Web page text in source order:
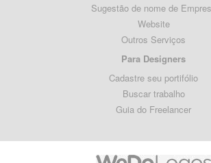
Sugestão de nome de
Website
Outros Serviços
Para Designers
Cadastre seu portifólio
Buscar trabalho
Guia do Freelancer